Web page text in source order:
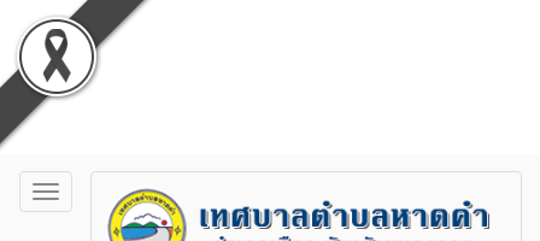
Toggle
navigation